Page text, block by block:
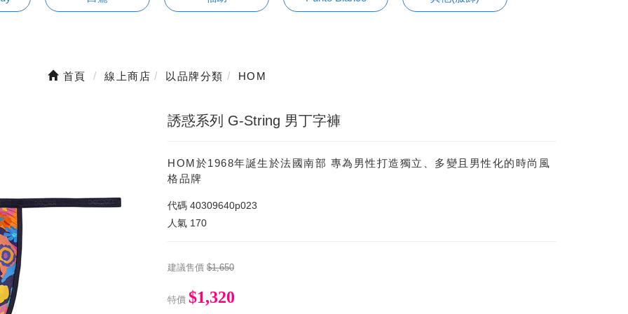
首頁 線上商店 以品牌分類 HOM
誘惑系列 G-String 男丁字褲
HOM於1968年誕生於法國南部 專為男性打造獨立、多變且男性化的時尚風
格品牌
代碼 40309640p023
人氣 170
建議售價 $1,650
特價 $1,320